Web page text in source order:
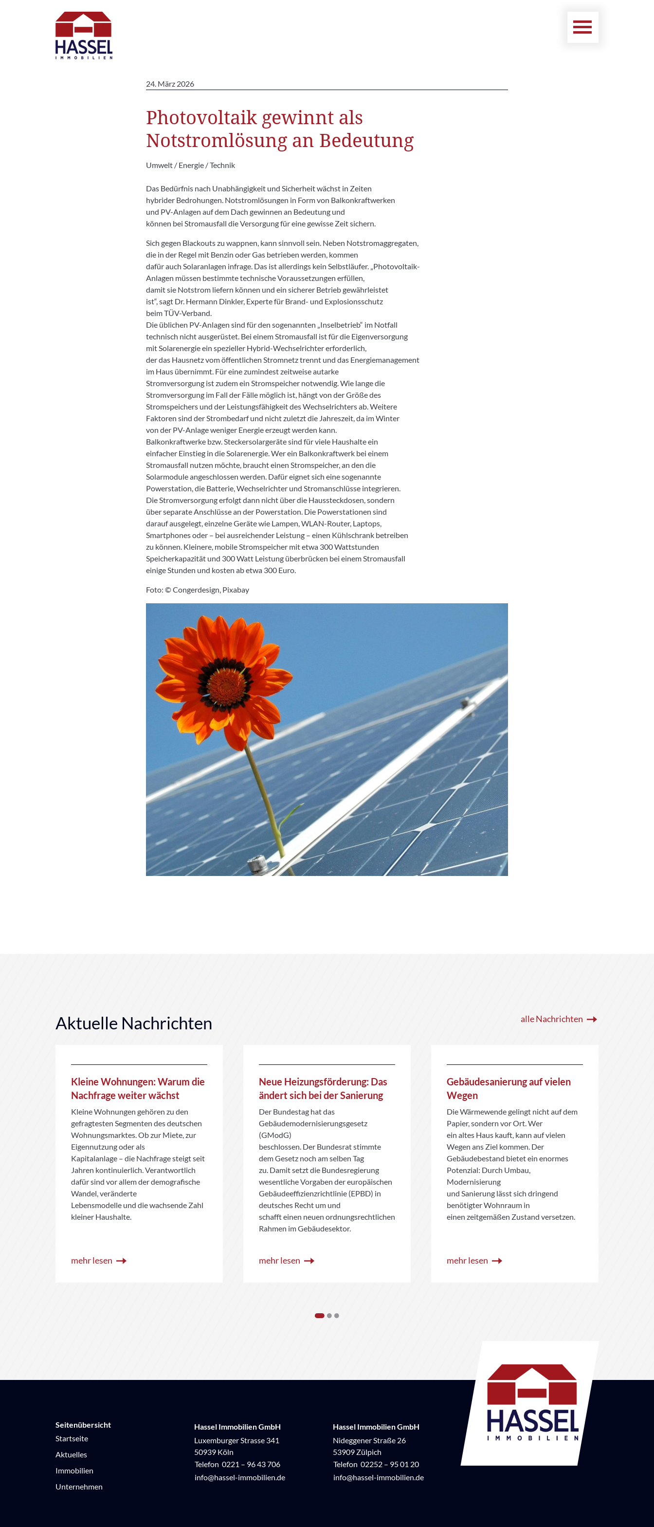
24. März 2026
Photovoltaik gewinnt als
Notstromlösung an Bedeutung
Umwelt / Energie / Technik
Das Bedürfnis nach Unabhängigkeit und Sicherheit wächst in Zeiten
hybrider Bedrohungen. Notstromlösungen in Form von Balkonkraftwerken
und PV-Anlagen auf dem Dach gewinnen an Bedeutung und
können bei Stromausfall die Versorgung für eine gewisse Zeit sichern.
Sich gegen Blackouts zu wappnen, kann sinnvoll sein. Neben Notstromaggregaten,
die in der Regel mit Benzin oder Gas betrieben werden, kommen
dafür auch Solaranlagen infrage. Das ist allerdings kein Selbstläufer. „Photovoltaik-
Anlagen müssen bestimmte technische Voraussetzungen erfüllen,
damit sie Notstrom liefern können und ein sicherer Betrieb gewährleistet
ist“, sagt Dr. Hermann Dinkler, Experte für Brand- und Explosionsschutz
beim TÜV-Verband.
Die üblichen PV-Anlagen sind für den sogenannten „Inselbetrieb“ im Notfall
technisch nicht ausgerüstet. Bei einem Stromausfall ist für die Eigenversorgung
mit Solarenergie ein spezieller Hybrid-Wechselrichter erforderlich,
der das Hausnetz vom öffentlichen Stromnetz trennt und das Energiemanagement
im Haus übernimmt. Für eine zumindest zeitweise autarke
Stromversorgung ist zudem ein Stromspeicher notwendig. Wie lange die
Stromversorgung im Fall der Fälle möglich ist, hängt von der Größe des
Stromspeichers und der Leistungsfähigkeit des Wechselrichters ab. Weitere
Faktoren sind der Strombedarf und nicht zuletzt die Jahreszeit, da im Winter
von der PV-Anlage weniger Energie erzeugt werden kann.
Balkonkraftwerke bzw. Steckersolargeräte sind für viele Haushalte ein
einfacher Einstieg in die Solarenergie. Wer ein Balkonkraftwerk bei einem
Stromausfall nutzen möchte, braucht einen Stromspeicher, an den die
Solarmodule angeschlossen werden. Dafür eignet sich eine sogenannte
Powerstation, die Batterie, Wechselrichter und Stromanschlüsse integrieren.
Die Stromversorgung erfolgt dann nicht über die Haussteckdosen, sondern
über separate Anschlüsse an der Powerstation. Die Powerstationen sind
darauf ausgelegt, einzelne Geräte wie Lampen, WLAN-Router, Laptops,
Smartphones oder – bei ausreichender Leistung – einen Kühlschrank betreiben
zu können. Kleinere, mobile Stromspeicher mit etwa 300 Wattstunden
Speicherkapazität und 300 Watt Leistung überbrücken bei einem Stromausfall
einige Stunden und kosten ab etwa 300 Euro.
Foto: © Congerdesign, Pixabay
Aktuelle Nachrichten alle Nachrichten
Kleine Wohnungen: Warum die
Nachfrage weiter wächst
Kleine Wohnungen gehören zu den
gefragtesten Segmenten des deutschen
Wohnungsmarktes. Ob zur Miete, zur
Eigennutzung oder als
Kapitalanlage – die Nachfrage steigt seit
Jahren kontinuierlich. Verantwortlich
dafür sind vor allem der demografische
Wandel, veränderte
Lebensmodelle und die wachsende Zahl
kleiner Haushalte.
mehr lesen
Neue Heizungsförderung: Das
ändert sich bei der Sanierung
Der Bundestag hat das
Gebäudemodernisierungsgesetz
(GModG)
beschlossen. Der Bundesrat stimmte
dem Gesetz noch am selben Tag
zu. Damit setzt die Bundesregierung
wesentliche Vorgaben der europäischen
Gebäudeeffizienzrichtlinie (EPBD) in
deutsches Recht um und
schafft einen neuen ordnungsrechtlichen
Rahmen im Gebäudesektor.
mehr lesen
Gebäudesanierung auf vielen
Wegen
Die Wärmewende gelingt nicht auf dem
Papier, sondern vor Ort. Wer
ein altes Haus kauft, kann auf vielen
Wegen ans Ziel kommen. Der
Gebäudebestand bietet ein enormes
Potenzial: Durch Umbau,
Modernisierung
und Sanierung lässt sich dringend
benötigter Wohnraum in
einen zeitgemäßen Zustand versetzen.
mehr lesen
1 2 3
Seitenübersicht
Startseite
Aktuelles
Immobilien
Unternehmen
Hassel Immobilien GmbH
Luxemburger Strasse 341
50939 Köln
Telefon 0221 – 96 43 706
info@hassel-immobilien.de
Hassel Immobilien GmbH
Nideggener Straße 26
53909 Zülpich
Telefon 02252 – 95 01 20
info@hassel-immobilien.de